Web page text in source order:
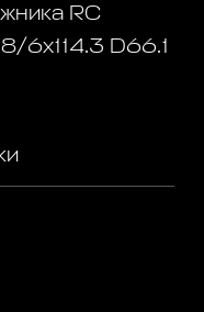
RC
6x114.3 D66.1